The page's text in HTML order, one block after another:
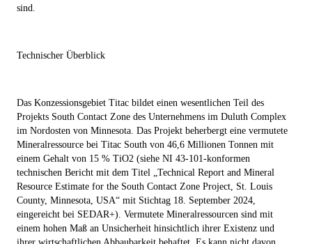
sind.
Technischer Überblick
Das Konzessionsgebiet Titac bildet einen wesentlichen Teil des
Projekts South Contact Zone des Unternehmens im Duluth Complex
im Nordosten von Minnesota. Das Projekt beherbergt eine vermutete
Mineralressource bei Titac South von 46,6 Millionen Tonnen mit
einem Gehalt von 15 % TiO2 (siehe NI 43-101-konformen
technischen Bericht mit dem Titel „Technical Report and Mineral
Resource Estimate for the South Contact Zone Project, St. Louis
County, Minnesota, USA“ mit Stichtag 18. September 2024,
eingereicht bei SEDAR+). Vermutete Mineralressourcen sind mit
einem hohen Maß an Unsicherheit hinsichtlich ihrer Existenz und